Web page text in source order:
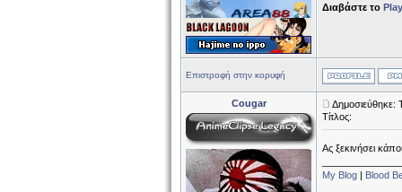
Διαβάστε το
Επιστροφή στην κορυφή
Cougar
Δημοσιεύθηκε:
Τίτλος:
Ας ξεκινήσει
My Blog | Blood